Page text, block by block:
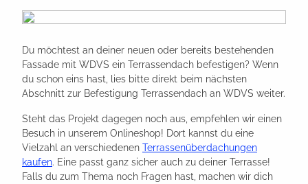
Du möchtest an deiner neuen oder bereits bestehenden
Fassade mit WDVS ein Terrassendach befestigen? Wenn
du schon eins hast, lies bitte direkt beim nächsten
Abschnitt zur Befestigung Terrassendach an WDVS weiter.
Steht das Projekt dagegen noch aus, empfehlen wir einen
Besuch in unserem Onlineshop! Dort kannst du eine
Vielzahl an verschiedenen Terrassenüberdachungen
kaufen. Eine passt ganz sicher auch zu deiner Terrasse!
Falls du zum Thema noch Fragen hast, machen wir dich